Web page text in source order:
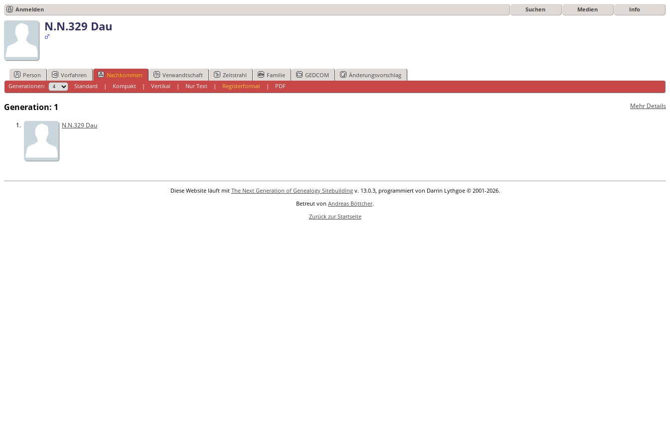
Anmelden Suchen Medien Info
N.N.329 Dau
Person Vorfahren Nachkommen Verwandtschaft Zeitstrahl Familie GEDCOM
Änderungsvorschlag
Generationen:
Standard | Kompakt| Vertikal | Nur Text| Registerformat| PDF
Mehr Details
Generation: 1
1. N.N.329 Dau
Diese Website läuft mit The Next Generation of Genealogy Sitebuildingv. 13.0.3, programmiert von Darrin Lythgoe © 2001-2026.
Betreut von Andreas Böttcher.
Zurück zur Startseite